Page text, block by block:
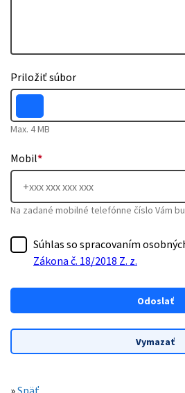
Priložiť súbor
Max. 4 MB
Mobil*
Na zadané mobilné telefónne číslo Vám
Súhlas so spracovaním
Zákona č. 18/2018 Z. z.